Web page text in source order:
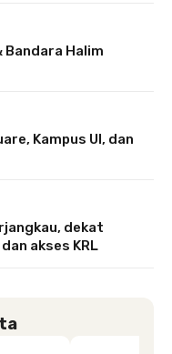
Halim
Kampus UI, dan
dekat
akses KRL